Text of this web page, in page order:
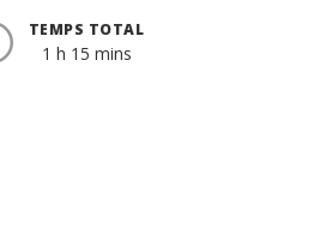
TEMPS TOTAL
1 h 15 mins